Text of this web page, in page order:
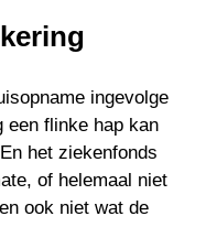
ingevolge
een flinke hap kan
het ziekenfonds
of helemaal niet
ook niet wat de